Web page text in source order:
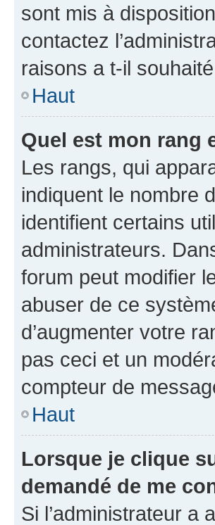
sont mis à
contactez
raisons a t-il
Haut
Quel est mon rang
Les rangs, qui
indiquent le nombre
identifient certains
administrateurs.
forum peut modifier
abuser de ce
d’augmenter votre
pas ceci et un
compteur de
Haut
Lorsque je clique
demandé de me
Si l’administrateur a